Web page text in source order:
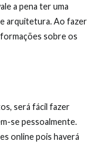
a pena ter uma
arquitetura. Ao fazer
sobre os
será fácil fazer
se pessoalmente.
online pois haverá